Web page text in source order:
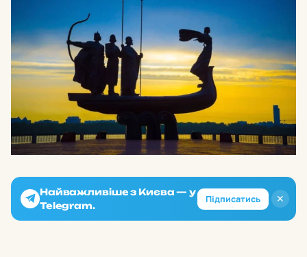
✕
Найважливіше з Києва — у
Telegram.
Підписатись